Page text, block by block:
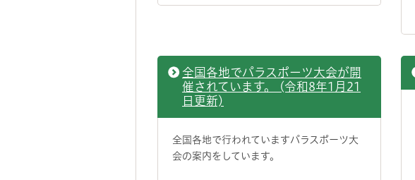
全国各地でパラスポーツ大会が開
催されています。 (令和8年1月21
日更新)
全国各地で行われていますパラスポーツ大
会の案内をしています。